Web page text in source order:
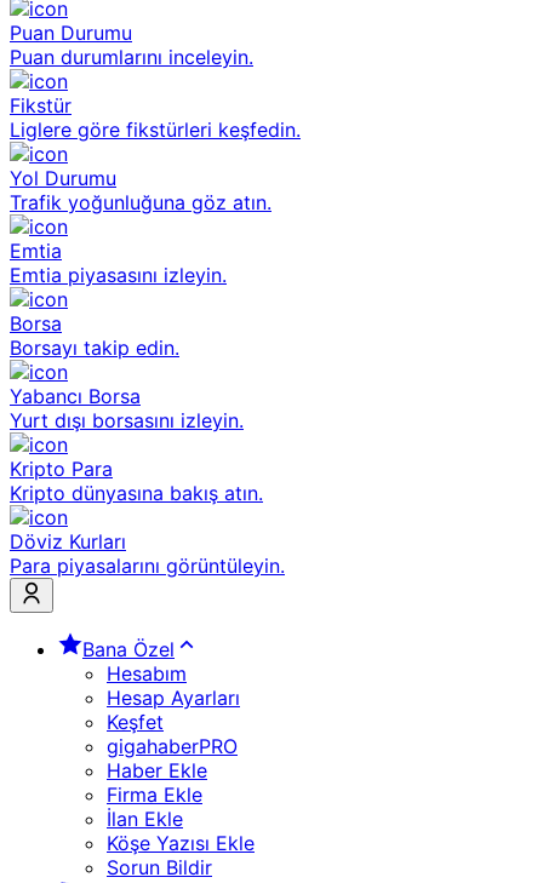
Puan Durumu
Puan durumlarını inceleyin.
Fikstür
Liglere göre fikstürleri keşfedin.
Yol Durumu
Trafik yoğunluğuna göz atın.
Emtia
Emtia piyasasını izleyin.
Borsa
Borsayı takip edin.
Yabancı Borsa
Yurt dışı borsasını izleyin.
Kripto Para
Kripto dünyasına bakış atın.
Döviz Kurları
Para piyasalarını görüntüleyin.
Bana Özel
Hesabım
Hesap Ayarları
Keşfet
gigahaberPRO
Haber Ekle
Firma Ekle
İlan Ekle
Köşe Yazısı Ekle
Sorun Bildir